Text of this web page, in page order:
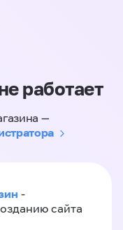
работает
—
-
сайта